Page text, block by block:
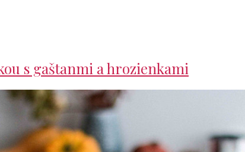
s gaštanmi a hrozienkami